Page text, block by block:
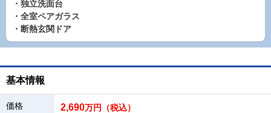
・独立洗面台
・全室ペアガラス
・断熱玄関ドア
基本情報
価格 2,690万円（税込）